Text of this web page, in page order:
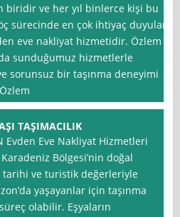
biridir ve her yıl binlerce kişi bu
sürecinde en çok ihtiyaç duyulan
eve nakliyat hizmetidir. Özlem
sunduğumuz hizmetlerle
sorunsuz bir taşınma deneyimi
TAŞIMACILIK
Evden Eve Nakliyat Hizmetleri
Bölgesi’nin doğal
tarihi ve turistik değerleriyle
yaşayanlar için taşınma
olabilir. Eşyaların